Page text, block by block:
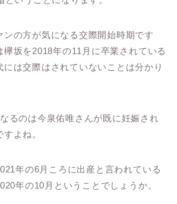
ンの方が気になる交際開始時期です
欅坂を2018年の11月に卒業されている
は交際はされていないことは分かり
るのは今泉佑唯さんが既に妊娠され
よね。
年の6月ころに出産と言われている
年の10月ということでしょうか。